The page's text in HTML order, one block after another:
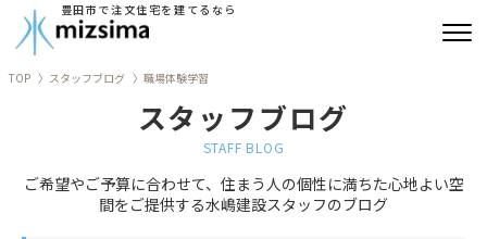
豊田市で注文住宅を建てるなら
リフォーム
TOP スタッフブログ 職場体験学習
スタッフブログ
STAFF BLOG
ご希望やご予算に合わせて、住まう人の個性に満ちた心地よい空
間をご提供する水嶋建設スタッフのブログ